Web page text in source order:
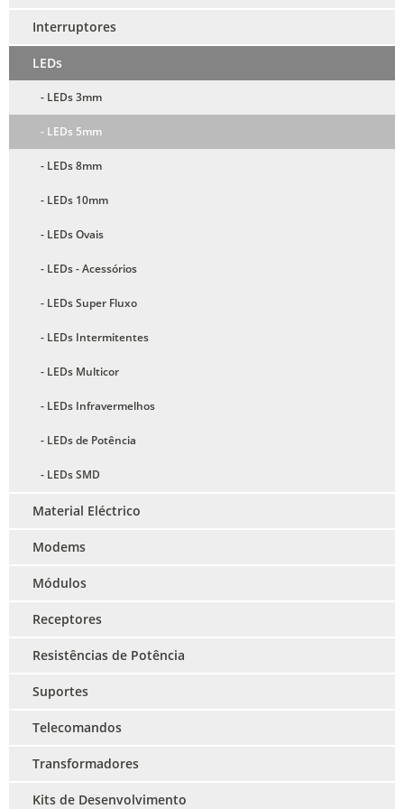
Interruptores
LEDs
- LEDs 3mm
- LEDs 5mm
- LEDs 8mm
- LEDs 10mm
- LEDs Ovais
- LEDs - Acessórios
- LEDs Super Fluxo
- LEDs Intermitentes
- LEDs Multicor
- LEDs Infravermelhos
- LEDs de Potência
- LEDs SMD
Material Eléctrico
Modems
Módulos
Receptores
Resistências de Potência
Suportes
Telecomandos
Transformadores
Kits de Desenvolvimento